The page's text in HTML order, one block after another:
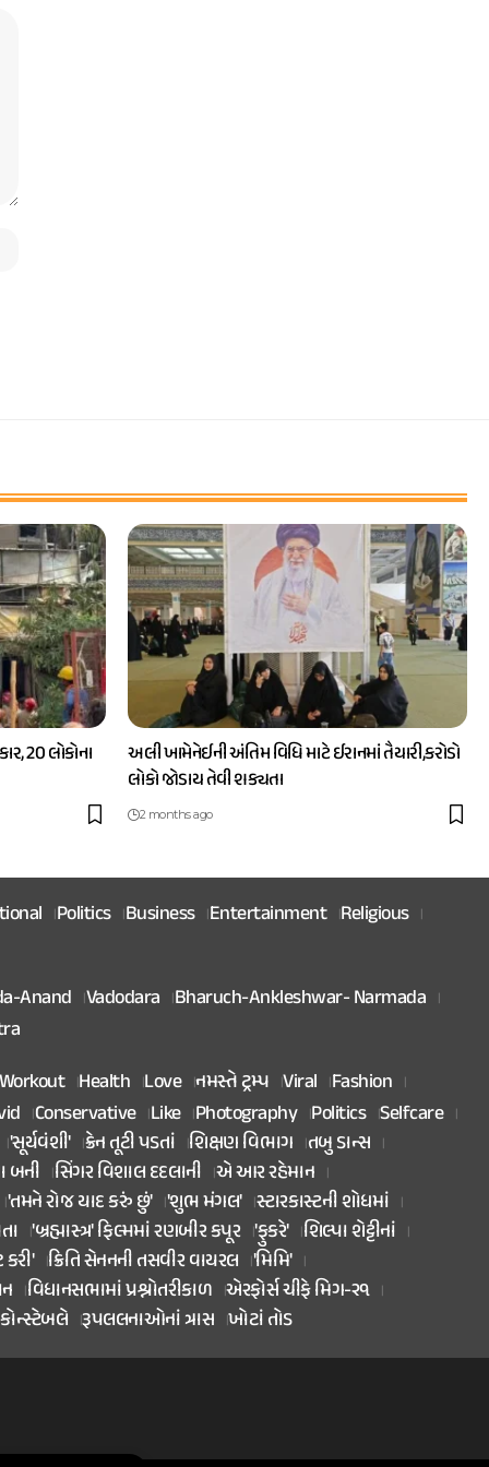
20 લોકોના
અલી ખામેનેઈની અંતિમ વિધિ માટે ઈરાનમાં તૈયારી,કરોડો
લોકો જોડાય તેવી શક્યતા
2 months ago
Politics Business Entertainment Religious
Anand Vadodara Bharuch-Ankleshwar- Narmada
Workout Health Love નમસ્તે ટ્રમ્પ Viral Fashion
Conservative Like Photography Politics Selfcare
'સૂર્યવંશી' ક્રેન તૂટી પડતાં શિક્ષણ વિભાગ તબુ ડાન્સ
બની સિંગર વિશાલ દદલાની એ આર રહેમાન
'તમને રોજ યાદ કરું છું' 'શુભ મંગલ' સ્ટારકાસ્ટની શોધમાં
'બ્રહ્માસ્ત્ર' ફિલ્મમાં રણબીર કપૂર 'ફુકરે' શિલ્પા શેટ્ટીનાં
ક્રિતિ સેનનની તસવીર વાયરલ 'મિમિ'
વિધાનસભામાં પ્રશ્નોતરીકાળ એરફોર્સ ચીફે મિગ-૨૧
કોન્સ્ટેબલે રૂપલલનાઓનાં ત્રાસ ખોટાં તોડ